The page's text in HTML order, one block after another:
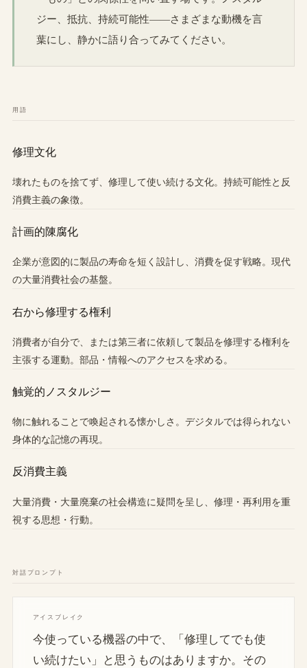
ジー、抵抗、持続可能性——さまざまな動機を言
葉にし、静かに語り合ってみてください。
用語
修理文化
壊れたものを捨てず、修理して使い続ける文化。持続可能性と反
消費主義の象徴。
計画的陳腐化
企業が意図的に製品の寿命を短く設計し、消費を促す戦略。現代
の大量消費社会の基盤。
右から修理する権利
消費者が自分で、または第三者に依頼して製品を修理する権利を
主張する運動。部品・情報へのアクセスを求める。
触覚的ノスタルジー
物に触れることで喚起される懐かしさ。デジタルでは得られない
身体的な記憶の再現。
反消費主義
大量消費・大量廃棄の社会構造に疑問を呈し、修理・再利用を重
視する思想・行動。
対話プロンプト
アイスブレイク
今使っている機器の中で、「修理してでも使
い続けたい」と思うものはありますか。その